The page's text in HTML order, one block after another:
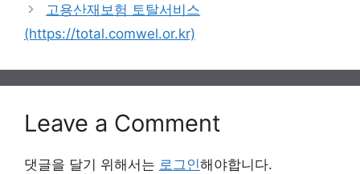
고용산재보험 토탈서비스
(https://total.comwel.or.kr)
Leave a Comment
댓글을 달기 위해서는 로그인해야합니다.